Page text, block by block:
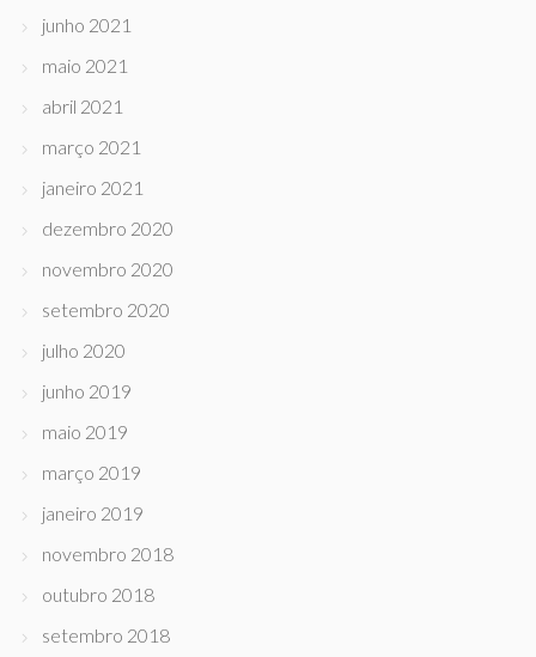
junho 2021
maio 2021
abril 2021
março 2021
janeiro 2021
dezembro 2020
novembro 2020
setembro 2020
julho 2020
junho 2019
maio 2019
março 2019
janeiro 2019
novembro 2018
outubro 2018
setembro 2018